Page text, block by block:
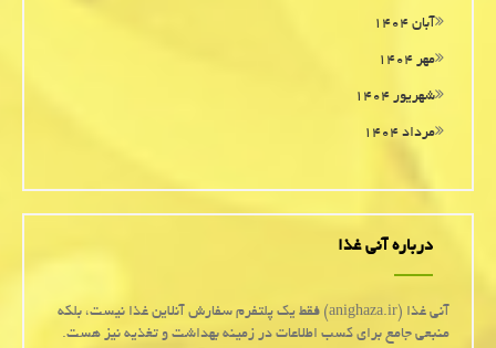
آبان ۱۴۰۴
مهر ۱۴۰۴
شهریور ۱۴۰۴
مرداد ۱۴۰۴
درباره آنی غذا
آنی غذا (anighaza.ir) فقط یک پلتفرم سفارش آنلاین غذا نیست، بلکه
منبعی جامع برای کسب اطلاعات در زمینه بهداشت و تغذیه نیز هست.